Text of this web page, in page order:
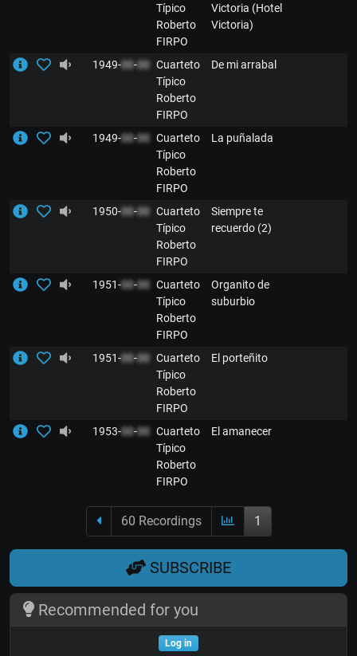
Típico
Roberto
FIRPO
Victoria (Hotel
Victoria)
1949-00-00 Cuarteto
Típico
Roberto
FIRPO
De mi arrabal
1949-00-00 Cuarteto
Típico
Roberto
FIRPO
La puñalada
1950-00-00 Cuarteto
Típico
Roberto
FIRPO
Siempre te
recuerdo (2)
1951-00-00 Cuarteto
Típico
Roberto
FIRPO
Organito de
suburbio
1951-00-00 Cuarteto
Típico
Roberto
FIRPO
El porteñito
1953-00-00 Cuarteto
Típico
Roberto
FIRPO
El amanecer
60 Recordings 1
SUBSCRIBE
Recommended for you
Log in